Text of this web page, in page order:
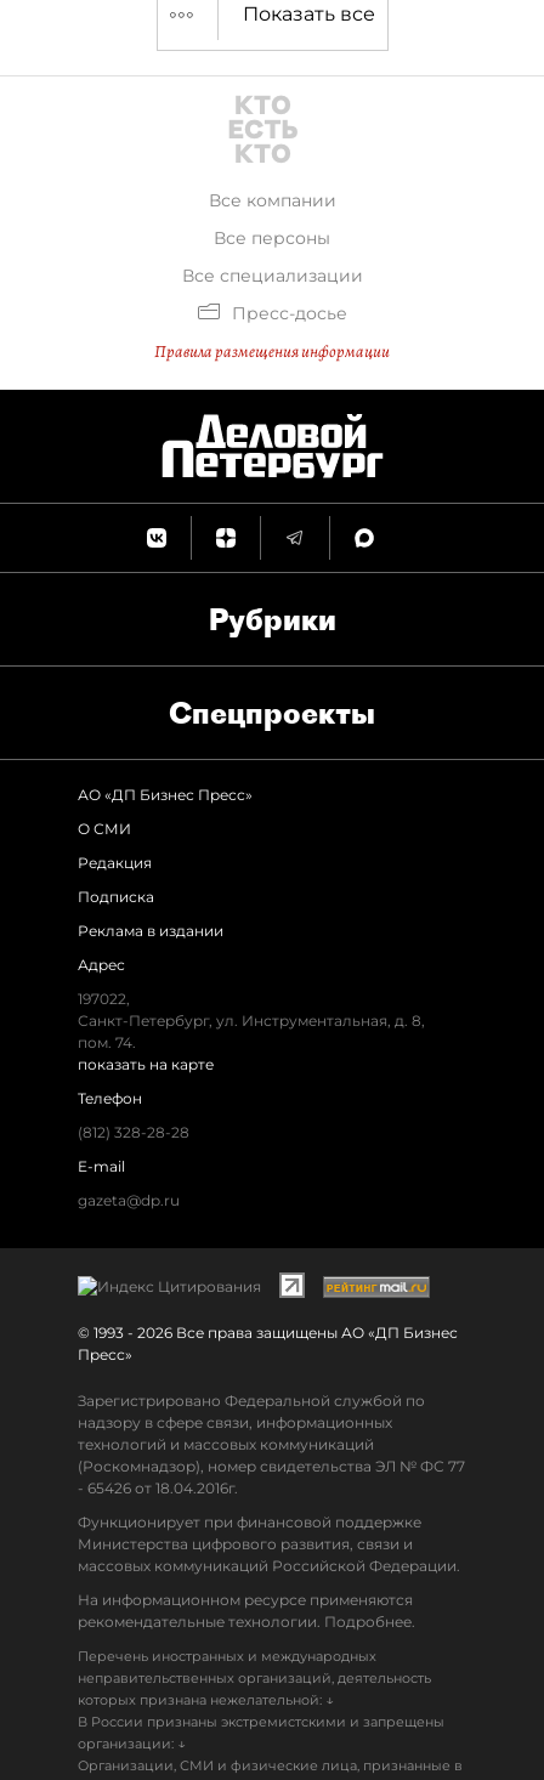
Показать все
Все компании
Все персоны
Все специализации
Пресс-досье
Правила размещения информации
Рубрики
Спец­проекты
АО «ДП Бизнес Пресс»
О СМИ
Редакция
Подписка
Реклама в издании
Адрес
197022,
Санкт-Петербург, ул. Инструментальная, д. 8,
пом. 74.
показать на карте
Телефон
(812) 328-28-28
E-mail
gazeta@dp.ru
© 1993 - 2026 Все права защищены АО «ДП Бизнес
Пресс»
Зарегистрировано Федеральной службой по
надзору в сфере связи, информационных
технологий и массовых коммуникаций
(Роскомнадзор), номер свидетельства ЭЛ № ФС 77
- 65426 от 18.04.2016г.
Функционирует при финансовой поддержке
Министерства цифрового развития, связи и
массовых коммуникаций Российской Федерации.
На информационном ресурсе применяются
рекомендательные технологии. Подробнее.
Перечень иностранных и международных
неправительственных организаций, деятельность
которых признана нежелательной: ↓
В России признаны экстремистскими и запрещены
организации: ↓
Организации, СМИ и физические лица, признанные в